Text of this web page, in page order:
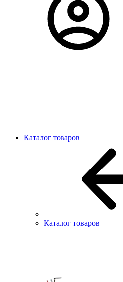
Каталог товаров
Каталог товаров